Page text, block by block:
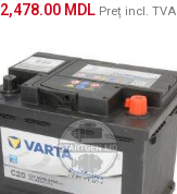
2,478.00 MDL Preț incl. TVA